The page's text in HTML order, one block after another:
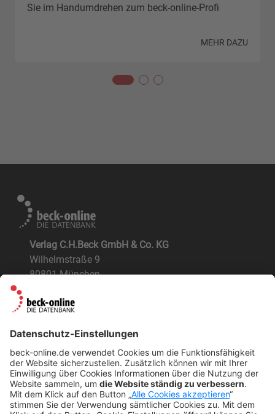
Sie im Handumdrehen zum beck-online-Profi
MEHR DAZU
Verlag C.H.Beck GmbH & Co. KG
Wilhelmstraße 9
80801 München
Der Verlag
Nachhaltigkeit
NÜTZLICHES
FAQs
Tipps & Tricks
Newsletter
Abo kündigen